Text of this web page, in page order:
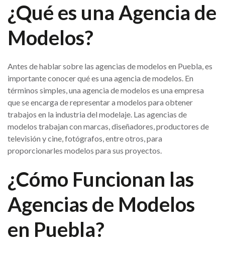
¿Qué es una Agencia de
Modelos?
Antes de hablar sobre las agencias de modelos en Puebla, es
importante conocer qué es una agencia de modelos. En
términos simples, una agencia de modelos es una empresa
que se encarga de representar a modelos para obtener
trabajos en la industria del modelaje. Las agencias de
modelos trabajan con marcas, diseñadores, productores de
televisión y cine, fotógrafos, entre otros, para
proporcionarles modelos para sus proyectos.
¿Cómo Funcionan las
Agencias de Modelos
en Puebla?